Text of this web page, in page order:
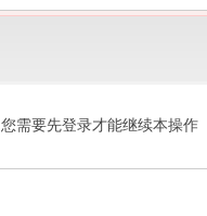
您需要先登录才能继续本操作